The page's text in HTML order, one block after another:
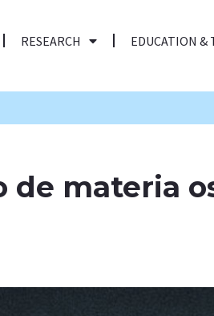
RESEARCH EDUCATION &
de materia